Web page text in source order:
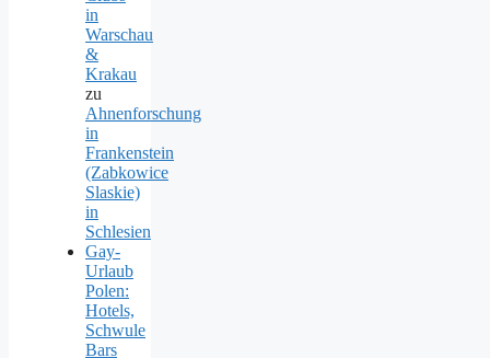
in
Warschau
&
Krakau
zu
Ahnenforschung
in
Frankenstein
(Zabkowice
Slaskie)
in
Schlesien
Gay-
Urlaub
Polen:
Hotels,
Schwule
Bars